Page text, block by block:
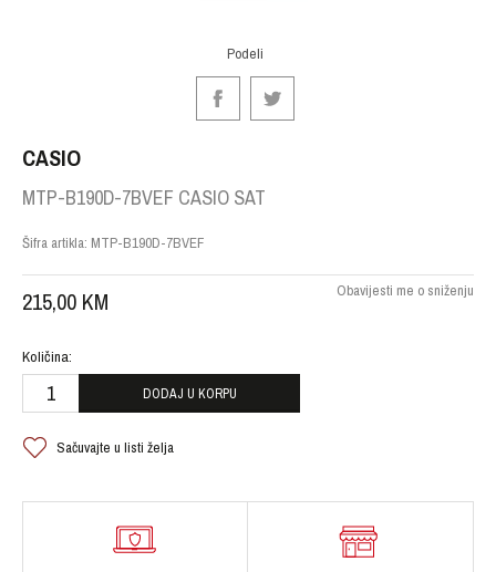
Podeli
CASIO
MTP-B190D-7BVEF CASIO SAT
Šifra artikla: MTP-B190D-7BVEF
215,00 KM Obavijesti me o sniženju
Količina:
DODAJ U KORPU
Sačuvajte u listi želja